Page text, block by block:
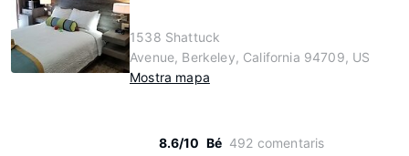
1538 Shattuck
Avenue, Berkeley, California 94709, US
Mostra mapa
8.6/10 Bé 492 comentaris